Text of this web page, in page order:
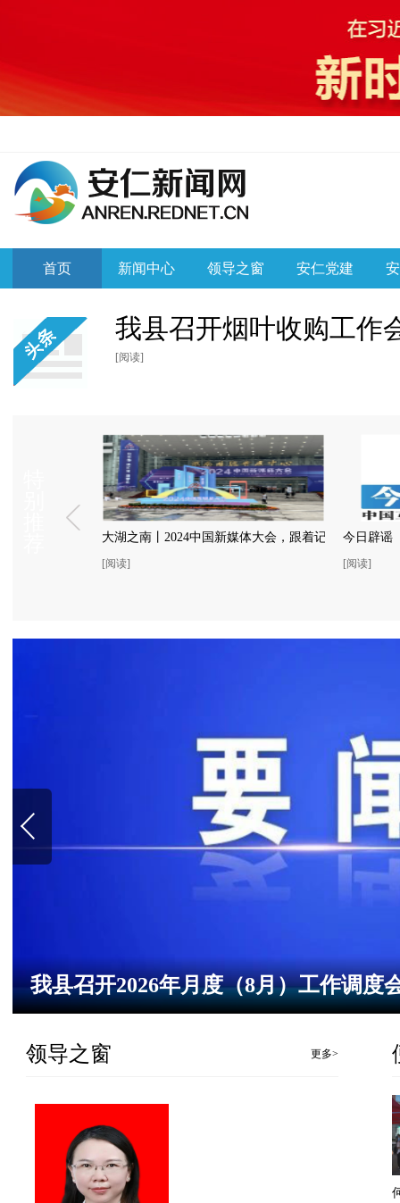
首页 新闻中心 领导之窗 安仁党建
我县召开烟叶收购工作
[阅读]
大湖之南丨2024中国新媒体大会，跟着记者去找“新”
[阅读]
今日辟谣
[阅读]
我县召开2026年月度（8月）工作调度
领导之窗 更多>